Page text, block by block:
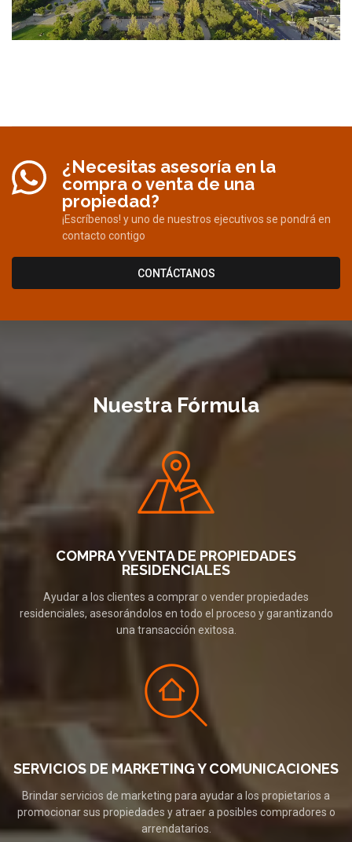
¿Necesitas asesoría en la
compra o venta de una
propiedad?
¡Escríbenos! y uno de nuestros ejecutivos se pondrá en
contacto contigo
CONTÁCTANOS
Nuestra Fórmula
COMPRA Y VENTA DE PROPIEDADES
RESIDENCIALES
Ayudar a los clientes a comprar o vender propiedades
residenciales, asesorándolos en todo el proceso y garantizando
una transacción exitosa.
SERVICIOS DE MARKETING Y COMUNICACIONES
Brindar servicios de marketing para ayudar a los propietarios a
promocionar sus propiedades y atraer a posibles compradores o
arrendatarios.